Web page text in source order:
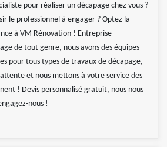
pour réaliser un décapage chez vous ?
le professionnel à engager ? Optez la
à VM Rénovation ! Entreprise
de tout genre, nous avons des équipes
pour tous types de travaux de décapage,
et nous mettons à votre service des
! Devis personnalisé gratuit, nous nous
nous !